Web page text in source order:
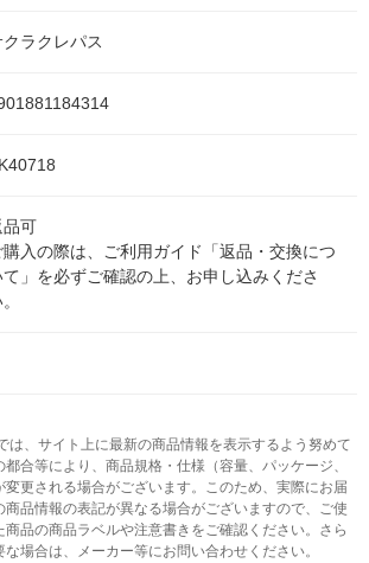
クラクレパス
品可
購入の際は、ご利用ガイド「返品・交換につ
て」を必ずご確認の上、お申し込みくださ
は、サイト上に最新の商品情報を表示するよう努めて
合等により、商品規格・仕様（容量、パッケージ、
変更される場合がございます。このため、実際にお届
商品情報の表記が異なる場合がございますので、ご使
品の商品ラベルや注意書きをご確認ください。さら
場合は、メーカー等にお問い合わせください。